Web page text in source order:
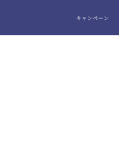
キャンペーン